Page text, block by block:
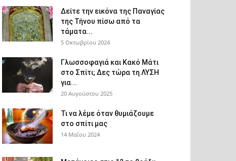
Δείτε την εικόνα της Παναγίας
της Τήνου πίσω από τα
τάματα...
5 Οκτωβρίου 2024
Γλωσσοφαγιά και Κακό Μάτι
στο Σπίτι; Δες τώρα τη ΛΥΣΗ
για...
20 Αυγούστου 2025
Τι να λέμε όταν θυμιάζουμε
στο σπίτι μας
14 Μαΐου 2024